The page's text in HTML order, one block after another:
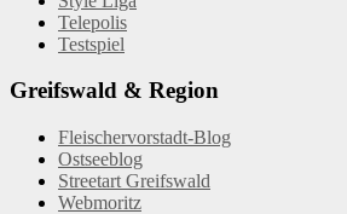
Telepolis
Testspiel
Greifswald & Region
Fleischervorstadt-Blog
Ostseeblog
Streetart Greifswald
Webmoritz